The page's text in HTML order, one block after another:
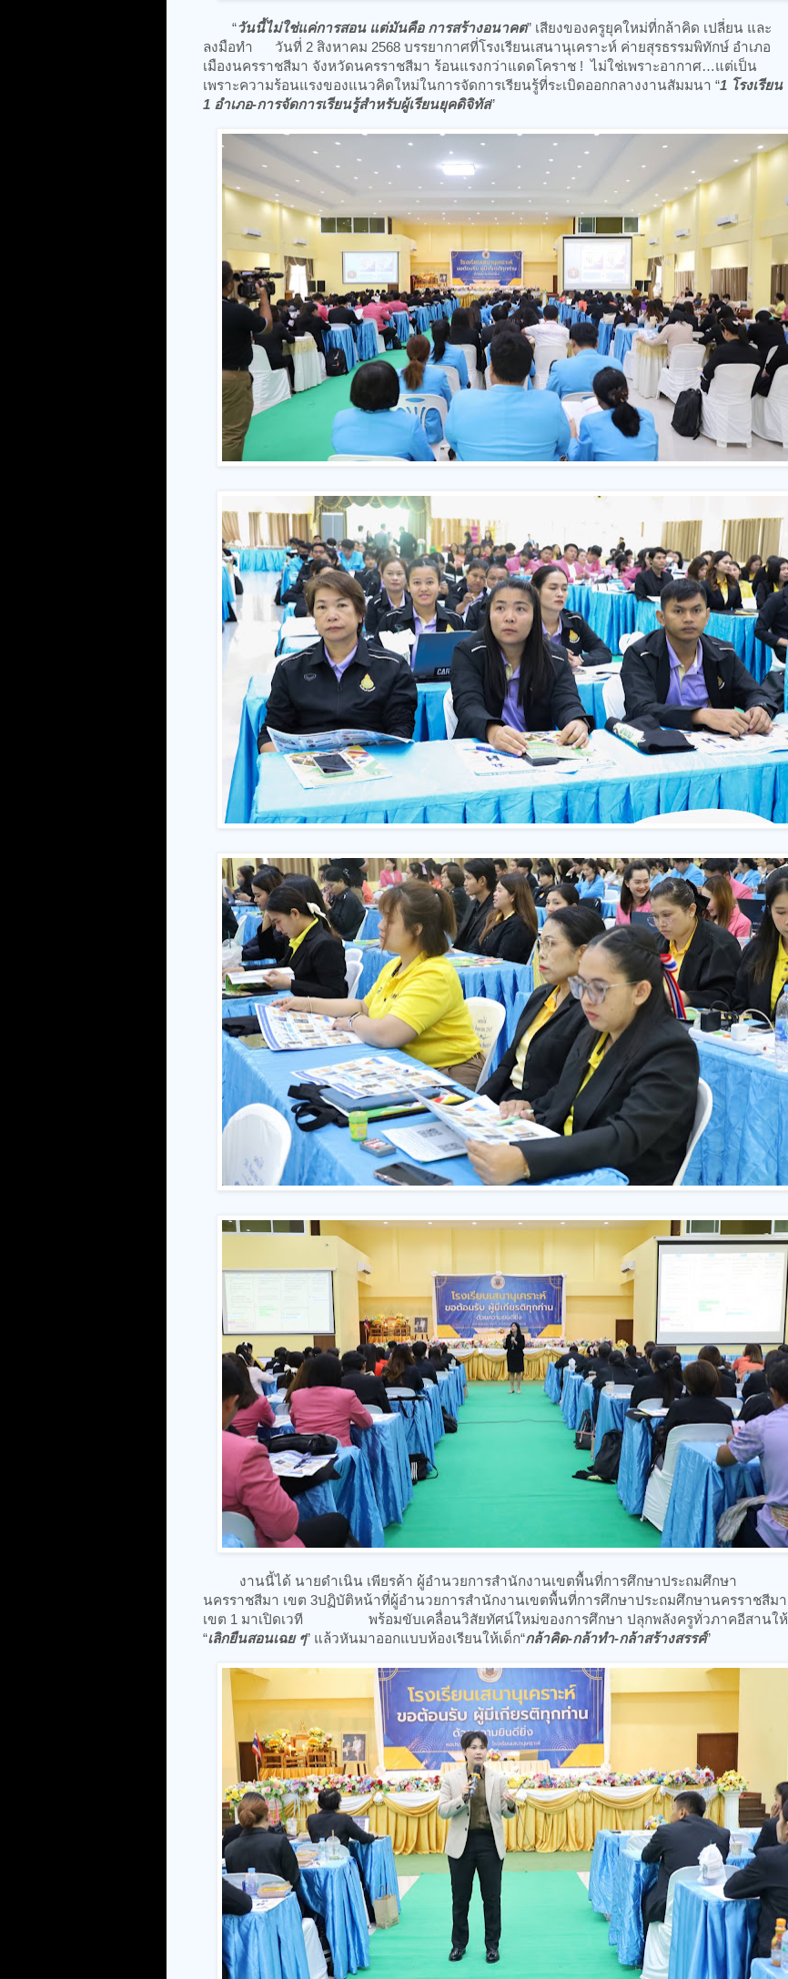
“วันนี้ไม่ใช่แค่การสอน แต่มันคือ การสร้างอนาคต” เสียงของครูยุคใหม่ที่กล้าคิด เปลี่ยน และ
ลงมือทำ วันที่ 2 สิงหาคม 2568 บรรยากาศที่โรงเรียนเสนานุเคราะห์ ค่ายสุรธรรมพิทักษ์ อำเภอ
เมืองนครราชสีมา จังหวัดนครราชสีมา ร้อนแรงกว่าแดดโคราช ! ไม่ใช่เพราะอากาศ…แต่เป็น
เพราะความร้อนแรงของแนวคิดใหม่ในการจัดการเรียนรู้ที่ระเบิดออกกลางงานสัมมนา “1 โรงเรียน
1 อำเภอ-การจัดการเรียนรู้สำหรับผู้เรียนยุคดิจิทัล”
งานนี้ได้ นายดำเนิน เพียรค้า ผู้อำนวยการสำนักงานเขตพื้นที่การศึกษาประถมศึกษา
นครราชสีมา เขต 3ปฏิบัติหน้าที่ผู้อำนวยการสำนักงานเขตพื้นที่การศึกษาประถมศึกษานครราชสีมา
เขต 1 มาเปิดเวที พร้อมขับเคลื่อนวิสัยทัศน์ใหม่ของการศึกษา ปลุกพลังครูทั่วภาคอีสานให้
“เลิกยืนสอนเฉย ๆ” แล้วหันมาออกแบบห้องเรียนให้เด็ก“กล้าคิด-กล้าทำ-กล้าสร้างสรรค์”